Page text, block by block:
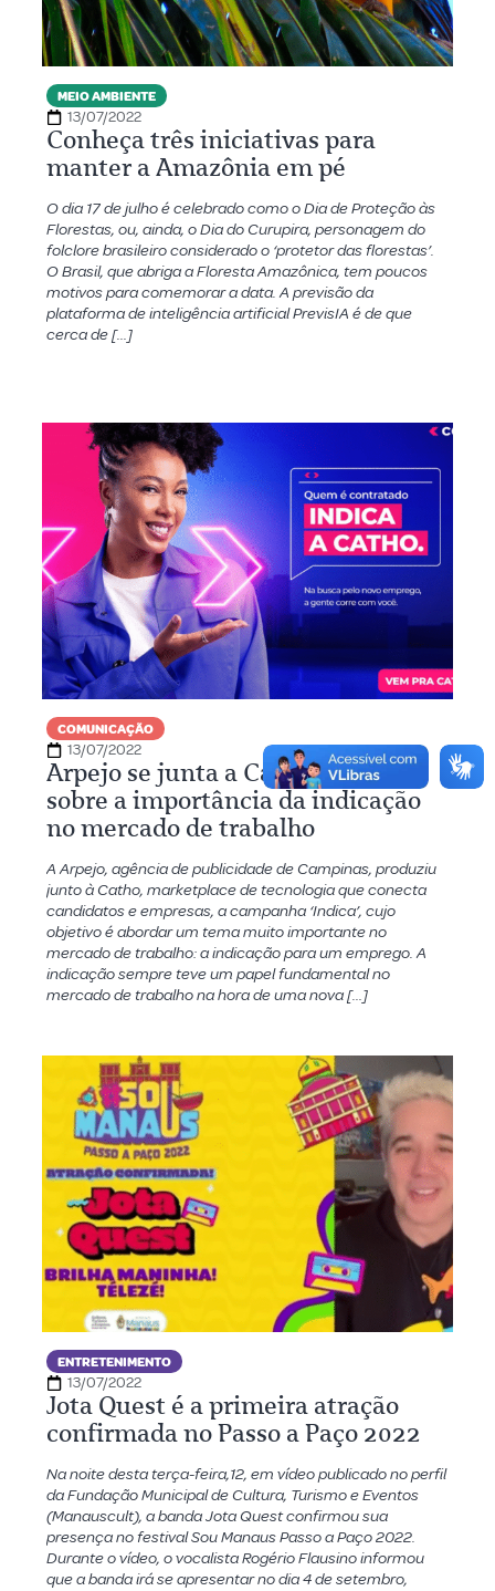
MEIO AMBIENTE
13/07/2022
Conheça três iniciativas para
manter a Amazônia em pé
O dia 17 de julho é celebrado como o Dia de Proteção às
Florestas, ou, ainda, o Dia do Curupira, personagem do
folclore brasileiro considerado o ‘protetor das florestas’.
O Brasil, que abriga a Floresta Amazônica, tem poucos
motivos para comemorar a data. A previsão da
plataforma de inteligência artificial PrevisIA é de que
cerca de […]
COMUNICAÇÃO
13/07/2022
Arpejo se junta a Catho para falar
sobre a importância da indicação
no mercado de trabalho
A Arpejo, agência de publicidade de Campinas, produziu
junto à Catho, marketplace de tecnologia que conecta
candidatos e empresas, a campanha ‘Indica’, cujo
objetivo é abordar um tema muito importante no
mercado de trabalho: a indicação para um emprego. A
indicação sempre teve um papel fundamental no
mercado de trabalho na hora de uma nova […]
ENTRETENIMENTO
13/07/2022
Jota Quest é a primeira atração
confirmada no Passo a Paço 2022
Na noite desta terça-feira,12, em vídeo publicado no perfil
da Fundação Municipal de Cultura, Turismo e Eventos
(Manauscult), a banda Jota Quest confirmou sua
presença no festival Sou Manaus Passo a Paço 2022.
Durante o vídeo, o vocalista Rogério Flausino informou
que a banda irá se apresentar no dia 4 de setembro,